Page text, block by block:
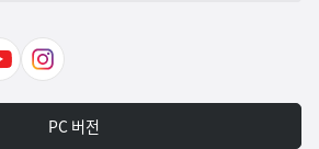
인
타
그
PC 버전